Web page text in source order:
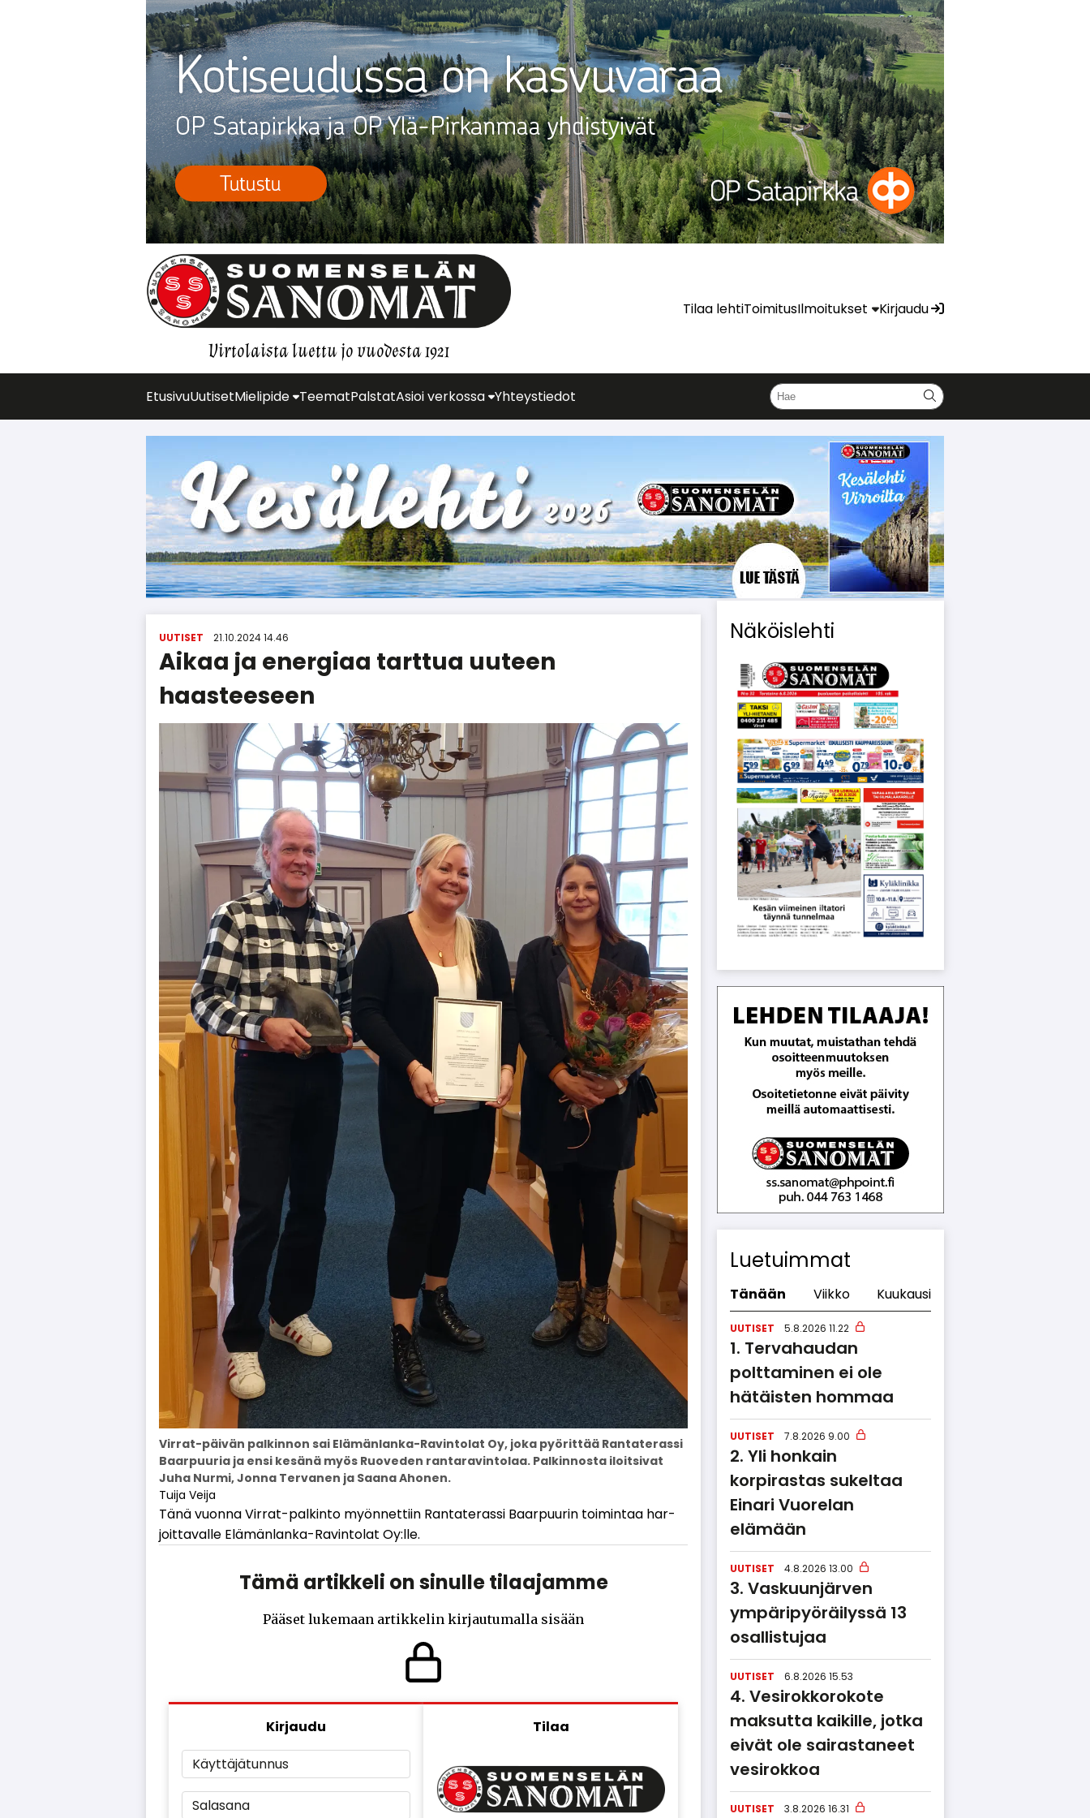
Virtolaista luettu jo vuodesta 1921
Tilaa lehtiToimitusIlmoitukset Kirjaudu
EtusivuUutisetMielipide TeematPalstatAsioi verkossa Yhteystiedot
UUTISET 21.10.2024 14.46
Aikaa ja energiaa tarttua uuteen
haasteeseen
Virrat-päivän palkinnon sai Elämänlanka-Ravintolat Oy, joka pyörittää Rantaterassi
Baarpuuria ja ensi kesänä myös Ruoveden rantaravintolaa. Palkinnosta iloitsivat
Juha Nurmi, Jonna Tervanen ja Saana Ahonen.
Tuija Veija
Tänä vuon­na Vir­rat-pal­kin­to myön­net­tiin Ran­ta­te­ras­si Baar­puu­rin toi­min­taa har­
joit­ta­val­le Elä­män­lan­ka-Ra­vin­to­lat Oy:lle.
Tämä artikkeli on sinulle tilaajamme
Pääset lukemaan artikkelin kirjautumalla sisään
Kirjaudu
Käyttäjätunnus
Salasana
Tilaa
Näköislehti
Luetuimmat
Tänään Viikko Kuukausi
UUTISET 5.8.2026 11.22
Tervahaudan
polttaminen ei ole
hätäisten hommaa
UUTISET 7.8.2026 9.00
Yli honkain
korpirastas sukeltaa
Einari Vuorelan
elämään
UUTISET 4.8.2026 13.00
Vaskuunjärven
ympäripyöräilyssä 13
osallistujaa
UUTISET 6.8.2026 15.53
Vesirokkorokote
maksutta kaikille, jotka
eivät ole sairastaneet
vesirokkoa
UUTISET 3.8.2026 16.31